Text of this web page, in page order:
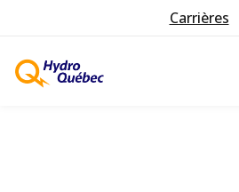
Carrières